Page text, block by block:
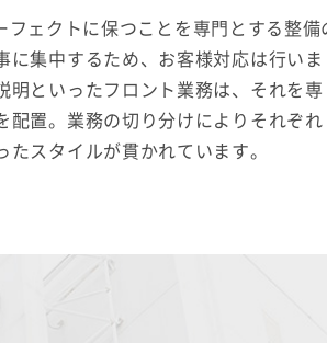
フェクトに保つことを専門とする整備
集中するため、お客様対応は行いま
といったフロント業務は、それを専
配置。業務の切り分けによりそれぞれ
スタイルが貫かれています。